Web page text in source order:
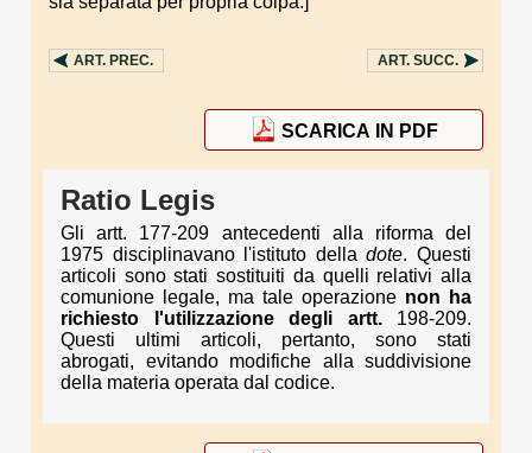
ART. PREC. ART. SUCC.
SCARICA IN PDF
Ratio Legis
Gli artt. 177-209 antecedenti alla riforma del
1975 disciplinavano l'istituto delladote. Questi
articoli sono stati sostituiti da quelli relativi alla
comunione legale, ma tale operazione non ha
richiesto l'utilizzazione degli artt.198-209.
Questi ultimi articoli, pertanto, sono stati
abrogati, evitando modifiche alla suddivisione
della materia operata dal codice.